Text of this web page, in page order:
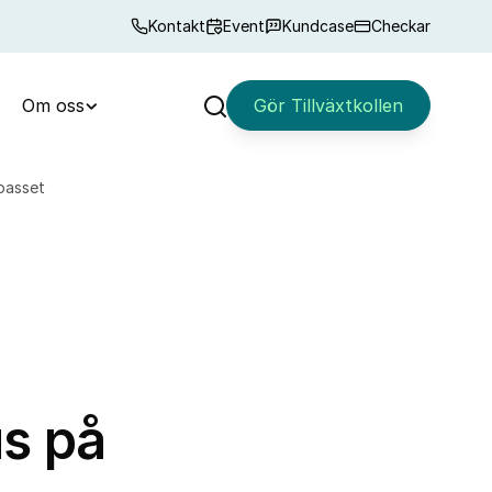
Kontakt Event Kundcase Checkar
Om oss Sök Gör Tillväxtkollen
på